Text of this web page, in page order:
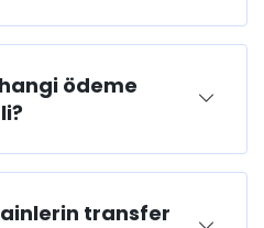
ödeme
transfer